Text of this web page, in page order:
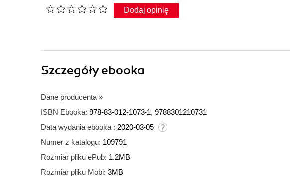
Dodaj opinię
Szczegółyebooka
Dane producenta »
ISBN Ebooka: 978-83-012-1073-1, 9788301210731
Data wydania ebooka : 2020-03-05
Numer z katalogu: 109791
Rozmiar pliku ePub: 1.2MB
Rozmiar pliku Mobi: 3MB